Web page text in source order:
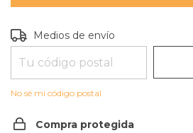
Entregas para el CP:
Medios de envío
No sé mi código postal
Compra protegida